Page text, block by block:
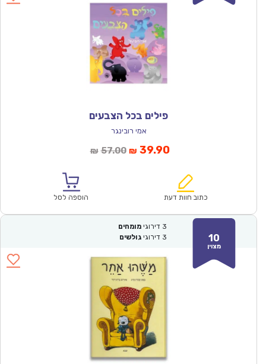
פילים בכל הצבעים
אמי רובינגר
₪ 57.00המחיר
₪57.00.
₪ 39.90המחיר
הוא:
כתוב חוות דעת הוספה לסל
10
מצוין
3 דירוגי מומחים
3 דירוגי גולשים